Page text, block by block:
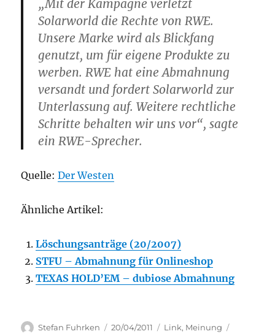
„Mit der Kampagne verletzt
Solarworld die Rechte von RWE.
Unsere Marke wird als Blickfang
genutzt, um für eigene Produkte zu
werben. RWE hat eine Abmahnung
versandt und fordert Solarworld zur
Unterlassung auf. Weitere rechtliche
Schritte behalten wir uns vor“, sagte
ein RWE-Sprecher.
Quelle:Der Westen
Ähnliche Artikel:
Löschungsanträge (20/2007)
STFU – Abmahnung für Onlineshop
TEXAS HOLD’EM – dubiose Abmahnung
Author
Stefan Fuhrken
Posted
20/04/2011 Categories
Link, Meinung